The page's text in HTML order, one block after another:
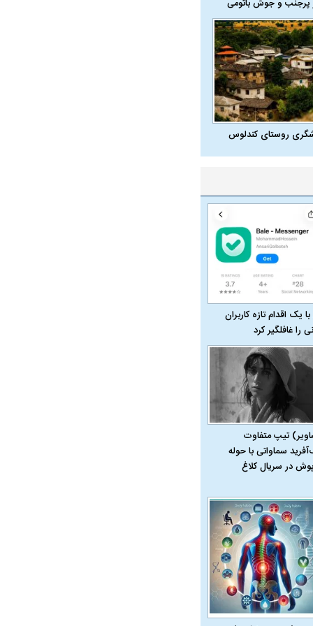
و جوش باتومی
روستای کندلوس
یک اقدام تازه کاربران
را غافلگیر کرد
تیپ متفاوت
سماواتی با حوله
در سریال کلاغ